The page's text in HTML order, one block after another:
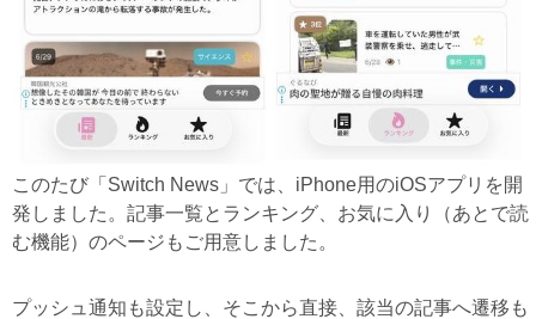
このたび「Switch News」では、iPhone用のiOSアプリを開
発しました。記事一覧とランキング、お気に入り（あとで読
む機能）のページもご用意しました。
プッシュ通知も設定し、そこから直接、該当の記事へ遷移も